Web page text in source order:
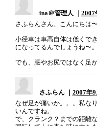
ina＠管理人 ｜ 2007
さふらんさん、こんにちは
小径車は車高自体は低くで
になってるんでしょうね〜。
でも、腰やお尻ではなく足
さふらん ｜ 2007年
なぜ足が痛いか。。。私な
いんですね。
で、クランク？までの距離